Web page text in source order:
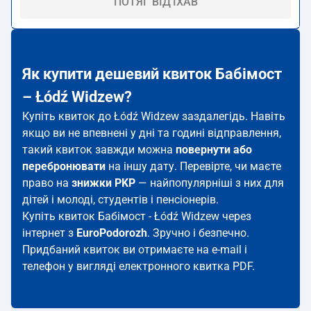
Як купити дешевий квиток Бабімост
– Łódź Widzew?
Купіть квиток до Łódź Widzew заздалегідь. Навіть
якщо ви не впевнені у дні та годині відправлення,
такий квиток завжди можна повернути або
перебронювати на іншу дату. Перевірте, чи маєте
право на знижки PKP — найпопулярніші з них для
дітей і молоді, студентів і пенсіонерів.
Купіть квиток Бабімост - Łódź Widzew через
інтернет з EuroPodorozh. Зручно і безпечно.
Придбаний квиток ви отримаєте на e-mail і
телефон у вигляді електронного квитка PDF.